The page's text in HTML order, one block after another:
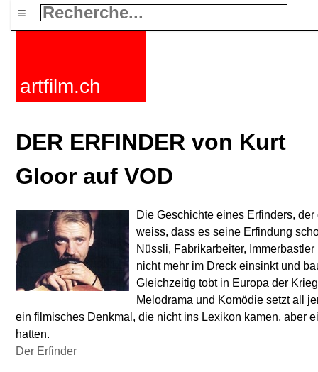
≡
artfilm.ch
DER ERFINDER von Kurt
Gloor auf VOD
Die Geschichte eines Erfinders,
weiss, dass es seine Erfindung
Nüssli, Fabrikarbeiter,
nicht mehr im Dreck einsinkt und
Gleichzeitig tobt in Europa der
Melodrama und Komödie setzt all
ein filmisches Denkmal, die nicht ins Lexikon kamen, aber
hatten.
Der Erfinder